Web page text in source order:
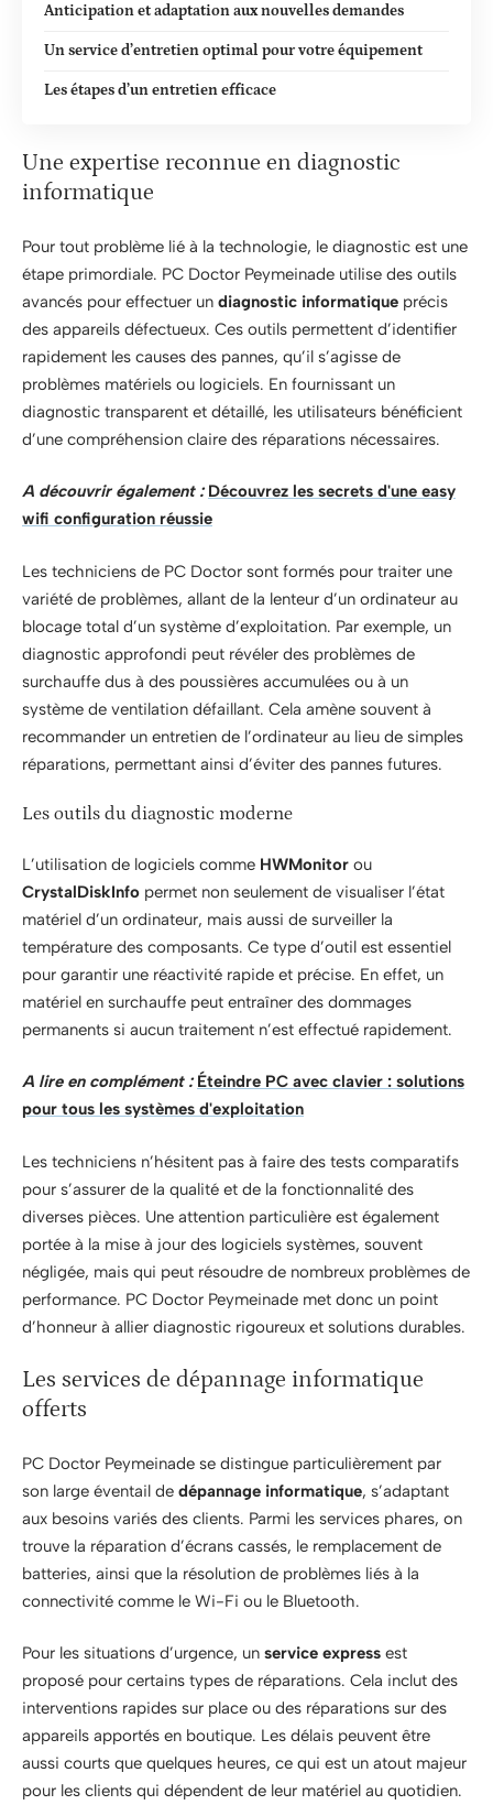
Anticipation et adaptation aux nouvelles demandes
Un service d’entretien optimal pour votre équipement
Les étapes d’un entretien efficace
Une expertise reconnue en diagnostic
informatique
Pour tout problème lié à la technologie, le diagnostic est une
étape primordiale. PC Doctor Peymeinade utilise des outils
avancés pour effectuer un diagnostic informatique précis
des appareils défectueux. Ces outils permettent d’identifier
rapidement les causes des pannes, qu’il s’agisse de
problèmes matériels ou logiciels. En fournissant un
diagnostic transparent et détaillé, les utilisateurs bénéficient
d’une compréhension claire des réparations nécessaires.
A découvrir également : Découvrez les secrets d'une easy
wifi configuration réussie
Les techniciens de PC Doctor sont formés pour traiter une
variété de problèmes, allant de la lenteur d’un ordinateur au
blocage total d’un système d’exploitation. Par exemple, un
diagnostic approfondi peut révéler des problèmes de
surchauffe dus à des poussières accumulées ou à un
système de ventilation défaillant. Cela amène souvent à
recommander un entretien de l’ordinateur au lieu de simples
réparations, permettant ainsi d’éviter des pannes futures.
Les outils du diagnostic moderne
L’utilisation de logiciels comme HWMonitor ou
CrystalDiskInfo permet non seulement de visualiser l’état
matériel d’un ordinateur, mais aussi de surveiller la
température des composants. Ce type d’outil est essentiel
pour garantir une réactivité rapide et précise. En effet, un
matériel en surchauffe peut entraîner des dommages
permanents si aucun traitement n’est effectué rapidement.
A lire en complément : Éteindre PC avec clavier : solutions
pour tous les systèmes d'exploitation
Les techniciens n’hésitent pas à faire des tests comparatifs
pour s’assurer de la qualité et de la fonctionnalité des
diverses pièces. Une attention particulière est également
portée à la mise à jour des logiciels systèmes, souvent
négligée, mais qui peut résoudre de nombreux problèmes de
performance. PC Doctor Peymeinade met donc un point
d’honneur à allier diagnostic rigoureux et solutions durables.
Les services de dépannage informatique
offerts
PC Doctor Peymeinade se distingue particulièrement par
son large éventail de dépannage informatique, s’adaptant
aux besoins variés des clients. Parmi les services phares, on
trouve la réparation d’écrans cassés, le remplacement de
batteries, ainsi que la résolution de problèmes liés à la
connectivité comme le Wi-Fi ou le Bluetooth.
Pour les situations d’urgence, un service express est
proposé pour certains types de réparations. Cela inclut des
interventions rapides sur place ou des réparations sur des
appareils apportés en boutique. Les délais peuvent être
aussi courts que quelques heures, ce qui est un atout majeur
pour les clients qui dépendent de leur matériel au quotidien.